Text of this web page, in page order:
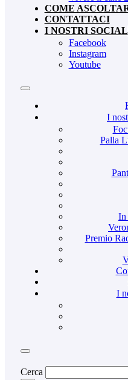
COME
CONTATTACI
I NOSTRI SOCIAL
Facebook
Instagram
Youtube
I
Palla
In
Premio
I
Cerca